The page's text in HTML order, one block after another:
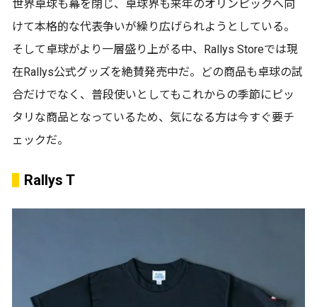
世界卓球も幕を閉じ、卓球界も来年のオリンピックへ向
けて本格的な代表争いが繰り広げられようとしている。
そして卓球がより一層盛り上がる中、Rallys Storeでは現
在Rallys公式グッズを絶賛発売中だ。どの商品も卓球の試
合だけでなく、普段使いとしてもこれからの季節にピッ
タリな商品となっているため、気になる方は今すぐ要チ
ェックだ。
Rallys T